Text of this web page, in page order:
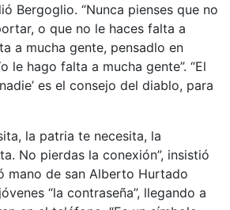
Bergoglio. “Nunca pienses que no
o que no le haces falta a
a mucha gente, pensadlo en
le hago falta a mucha gente”. “El
es el consejo del diablo, para
la patria te necesita, la
No pierdas la conexión”, insistió
mano de san Alberto Hurtado
“la contraseña”, llegando a